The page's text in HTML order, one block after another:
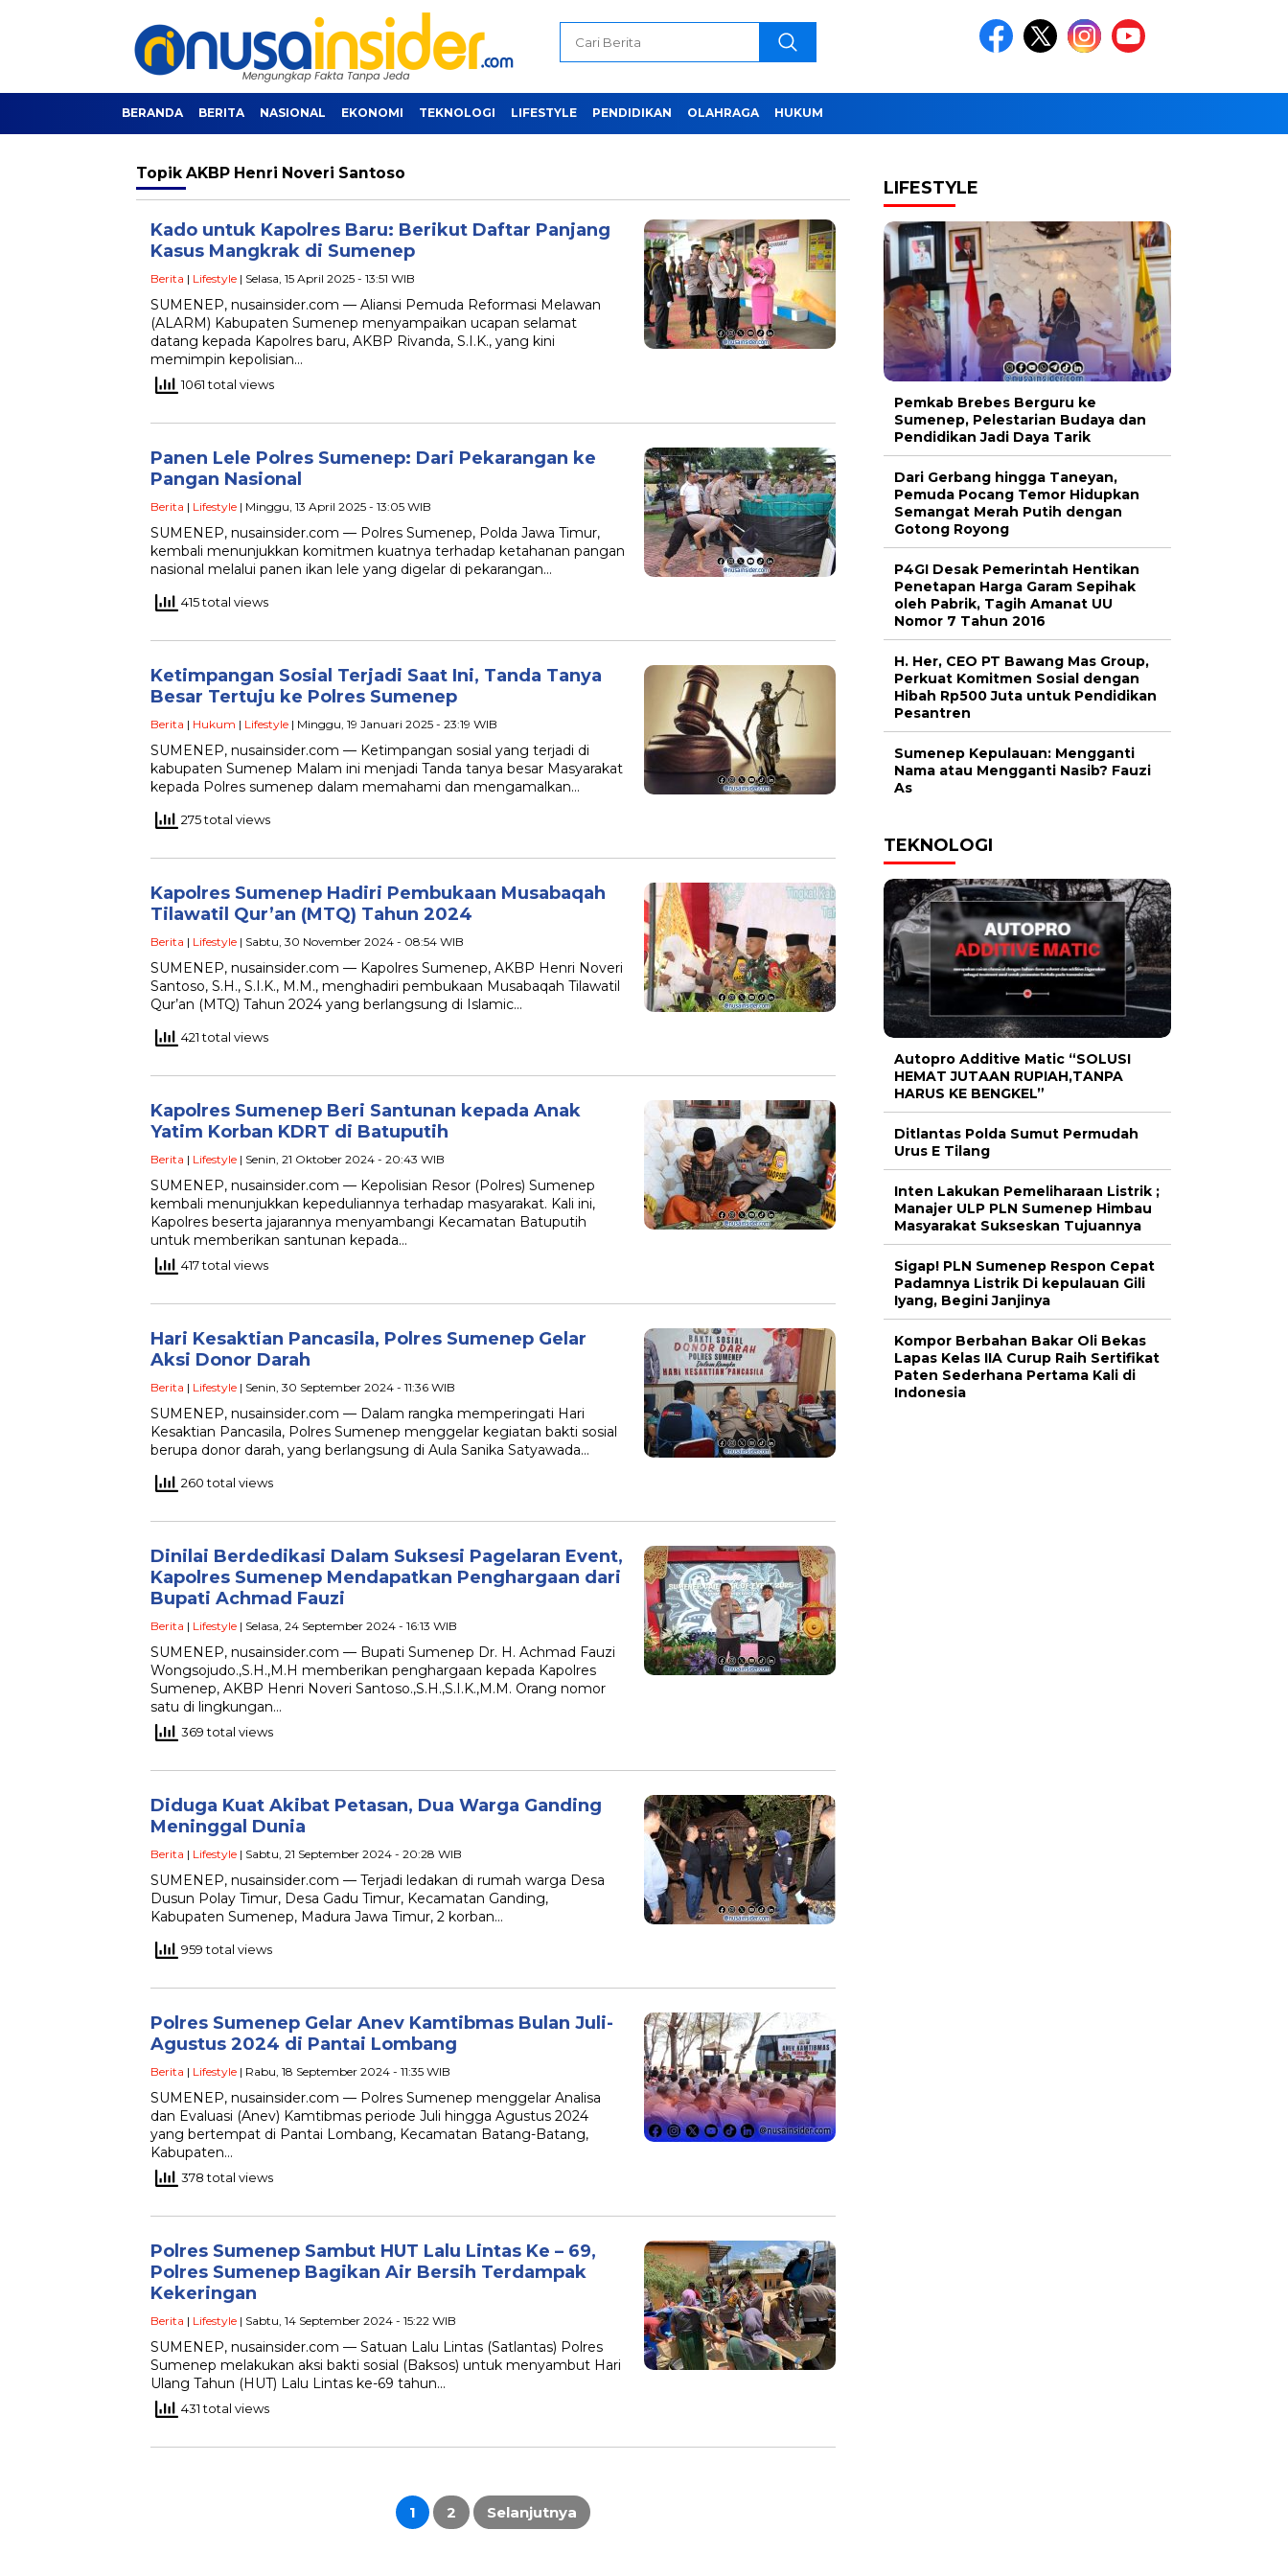
BERANDA BERITA NASIONAL EKONOMI TEKNOLOGI LIFESTYLE PENDIDIKAN OLAHRAGA HUKUM
Topik AKBP Henri Noveri Santoso
Kado untuk Kapolres Baru: Berikut Daftar Panjang
Kasus Mangkrak di Sumenep
Berita | Lifestyle | Selasa, 15 April 2025 - 13:51 WIB
SUMENEP, nusainsider.com — Aliansi Pemuda Reformasi Melawan
(ALARM) Kabupaten Sumenep menyampaikan ucapan selamat
datang kepada Kapolres baru, AKBP Rivanda, S.I.K., yang kini
memimpin kepolisian…
1061 total views
Panen Lele Polres Sumenep: Dari Pekarangan ke
Pangan Nasional
Berita | Lifestyle | Minggu, 13 April 2025 - 13:05 WIB
SUMENEP, nusainsider.com — Polres Sumenep, Polda Jawa Timur,
kembali menunjukkan komitmen kuatnya terhadap ketahanan pangan
nasional melalui panen ikan lele yang digelar di pekarangan…
415 total views
Ketimpangan Sosial Terjadi Saat Ini, Tanda Tanya
Besar Tertuju ke Polres Sumenep
Berita | Hukum | Lifestyle | Minggu, 19 Januari 2025 - 23:19 WIB
SUMENEP, nusainsider.com — Ketimpangan sosial yang terjadi di
kabupaten Sumenep Malam ini menjadi Tanda tanya besar Masyarakat
kepada Polres sumenep dalam memahami dan mengamalkan…
275 total views
Kapolres Sumenep Hadiri Pembukaan Musabaqah
Tilawatil Qur’an (MTQ) Tahun 2024
Berita | Lifestyle | Sabtu, 30 November 2024 - 08:54 WIB
SUMENEP, nusainsider.com — Kapolres Sumenep, AKBP Henri Noveri
Santoso, S.H., S.I.K., M.M., menghadiri pembukaan Musabaqah Tilawatil
Qur’an (MTQ) Tahun 2024 yang berlangsung di Islamic…
421 total views
Kapolres Sumenep Beri Santunan kepada Anak
Yatim Korban KDRT di Batuputih
Berita | Lifestyle | Senin, 21 Oktober 2024 - 20:43 WIB
SUMENEP, nusainsider.com — Kepolisian Resor (Polres) Sumenep
kembali menunjukkan kepeduliannya terhadap masyarakat. Kali ini,
Kapolres beserta jajarannya menyambangi Kecamatan Batuputih
untuk memberikan santunan kepada…
417 total views
Hari Kesaktian Pancasila, Polres Sumenep Gelar
Aksi Donor Darah
Berita | Lifestyle | Senin, 30 September 2024 - 11:36 WIB
SUMENEP, nusainsider.com — Dalam rangka memperingati Hari
Kesaktian Pancasila, Polres Sumenep menggelar kegiatan bakti sosial
berupa donor darah, yang berlangsung di Aula Sanika Satyawada…
260 total views
Dinilai Berdedikasi Dalam Suksesi Pagelaran Event,
Kapolres Sumenep Mendapatkan Penghargaan dari
Bupati Achmad Fauzi
Berita | Lifestyle | Selasa, 24 September 2024 - 16:13 WIB
SUMENEP, nusainsider.com — Bupati Sumenep Dr. H. Achmad Fauzi
Wongsojudo.,S.H.,M.H memberikan penghargaan kepada Kapolres
Sumenep, AKBP Henri Noveri Santoso.,S.H.,S.I.K.,M.M. Orang nomor
satu di lingkungan…
369 total views
Diduga Kuat Akibat Petasan, Dua Warga Ganding
Meninggal Dunia
Berita | Lifestyle | Sabtu, 21 September 2024 - 20:28 WIB
SUMENEP, nusainsider.com — Terjadi ledakan di rumah warga Desa
Dusun Polay Timur, Desa Gadu Timur, Kecamatan Ganding,
Kabupaten Sumenep, Madura Jawa Timur, 2 korban…
959 total views
Polres Sumenep Gelar Anev Kamtibmas Bulan Juli-
Agustus 2024 di Pantai Lombang
Berita | Lifestyle | Rabu, 18 September 2024 - 11:35 WIB
SUMENEP, nusainsider.com — Polres Sumenep menggelar Analisa
dan Evaluasi (Anev) Kamtibmas periode Juli hingga Agustus 2024
yang bertempat di Pantai Lombang, Kecamatan Batang-Batang,
Kabupaten…
378 total views
Polres Sumenep Sambut HUT Lalu Lintas Ke – 69,
Polres Sumenep Bagikan Air Bersih Terdampak
Kekeringan
Berita | Lifestyle | Sabtu, 14 September 2024 - 15:22 WIB
SUMENEP, nusainsider.com — Satuan Lalu Lintas (Satlantas) Polres
Sumenep melakukan aksi bakti sosial (Baksos) untuk menyambut Hari
Ulang Tahun (HUT) Lalu Lintas ke-69 tahun…
431 total views
1 2 Selanjutnya
LIFESTYLE
Pemkab Brebes Berguru ke
Sumenep, Pelestarian Budaya dan
Pendidikan Jadi Daya Tarik
Dari Gerbang hingga Taneyan,
Pemuda Pocang Temor Hidupkan
Semangat Merah Putih dengan
Gotong Royong
P4GI Desak Pemerintah Hentikan
Penetapan Harga Garam Sepihak
oleh Pabrik, Tagih Amanat UU
Nomor 7 Tahun 2016
H. Her, CEO PT Bawang Mas Group,
Perkuat Komitmen Sosial dengan
Hibah Rp500 Juta untuk Pendidikan
Pesantren
Sumenep Kepulauan: Mengganti
Nama atau Mengganti Nasib? Fauzi
As
TEKNOLOGI
Autopro Additive Matic “SOLUSI
HEMAT JUTAAN RUPIAH,TANPA
HARUS KE BENGKEL”
Ditlantas Polda Sumut Permudah
Urus E Tilang
Inten Lakukan Pemeliharaan Listrik ;
Manajer ULP PLN Sumenep Himbau
Masyarakat Sukseskan Tujuannya
Sigap! PLN Sumenep Respon Cepat
Padamnya Listrik Di kepulauan Gili
Iyang, Begini Janjinya
Kompor Berbahan Bakar Oli Bekas
Lapas Kelas IIA Curup Raih Sertifikat
Paten Sederhana Pertama Kali di
Indonesia